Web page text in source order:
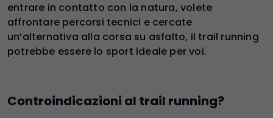
entrare in contatto con la natura, volete
affrontare percorsi tecnici e cercate
un’alternativa alla corsa su asfalto, il trail running
potrebbe essere lo sport ideale per voi.
Controindicazioni al trail running?